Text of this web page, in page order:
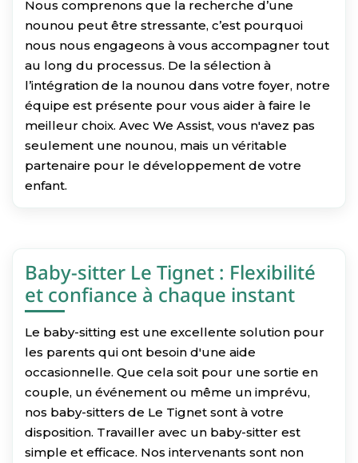
Nous comprenons que la recherche d’une
nounou peut être stressante, c’est pourquoi
nous nous engageons à vous accompagner tout
au long du processus. De la sélection à
l’intégration de la nounou dans votre foyer, notre
équipe est présente pour vous aider à faire le
meilleur choix. Avec We Assist, vous n'avez pas
seulement une nounou, mais un véritable
partenaire pour le développement de votre
enfant.
Baby-sitter Le Tignet : Flexibilité
et confiance à chaque instant
Le baby-sitting est une excellente solution pour
les parents qui ont besoin d'une aide
occasionnelle. Que cela soit pour une sortie en
couple, un événement ou même un imprévu,
nos baby-sitters de Le Tignet sont à votre
disposition. Travailler avec un baby-sitter est
simple et efficace. Nos intervenants sont non